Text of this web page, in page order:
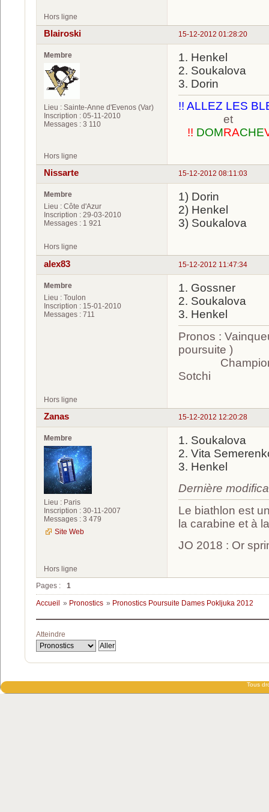
Hors ligne
15-12-2012 01:28:20
Blairoski
Membre
Lieu : Sainte-Anne d'Evenos (Var)
Inscription : 05-11-2010
Messages : 3 110
1. Henkel
2. Soukalova
3. Dorin
!! ALLEZ LES
et
!! DOMRACHE
Hors ligne
15-12-2012 08:11:03
Nissarte
Membre
Lieu : Côte d'Azur
Inscription : 29-03-2010
Messages : 1 921
1) Dorin
2) Henkel
3) Soukalova
Hors ligne
15-12-2012 11:47:34
alex83
Membre
Lieu : Toulon
Inscription : 15-01-2010
Messages : 711
1. Gossner
2. Soukalova
3. Henkel
Pronos :
poursuite )
Champion
Sotchi
Hors ligne
15-12-2012 12:20:28
Zanas
Membre
Lieu : Paris
Inscription : 30-11-2007
Messages : 3 479
Site Web
1. Soukalova
2. Vita
3. Henkel
Dernière
Le biathlon est
la carabine et à
JO 2018 : Or
Hors ligne
Pages :
1
Accueil » Pronostics » Pronostics Poursuite Dames Pokljuka 2012
Atteindre
Tous